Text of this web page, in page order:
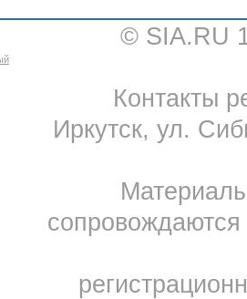
© SIA.RU
Контакты
Иркутск, ул.